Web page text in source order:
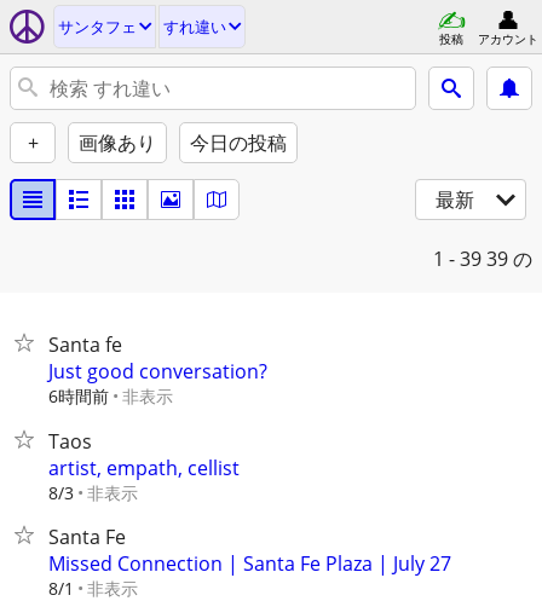
サンタフェ すれ違い
投稿 アカウント
+ 画像あり 今日の投稿
最新
1 - 3939 の
Santa fe
Just good conversation?
6時間前 非表示
Taos
artist, empath, cellist
8/3 非表示
Santa Fe
Missed Connection | Santa Fe Plaza | July 27
8/1 非表示